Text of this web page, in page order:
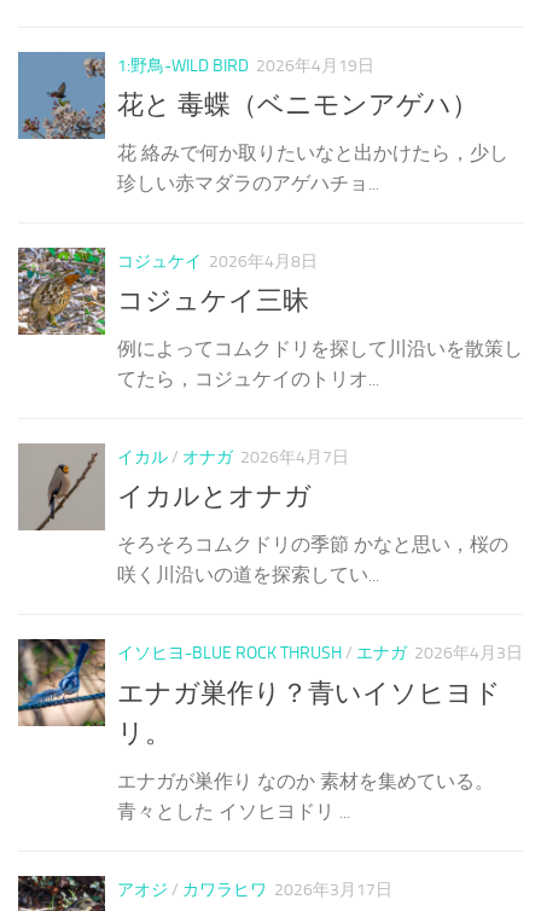
1:野鳥-WILD BIRD 2026年4月19日
花と 毒蝶（ベニモンアゲハ）
花 絡みで何か取りたいなと出かけたら，少し
珍しい赤マダラのアゲハチョ...
コジュケイ 2026年4月8日
コジュケイ三昧
例によってコムクドリを探して川沿いを散策し
てたら，コジュケイのトリオ...
イカル/ オナガ 2026年4月7日
イカルとオナガ
そろそろコムクドリの季節 かなと思い，桜の
咲く川沿いの道を探索してい...
イソヒヨ-BLUE ROCK THRUSH/ エナガ 2026年4月3日
エナガ巣作り？青いイソヒヨド
リ。
エナガが巣作り なのか 素材を集めている。
青々とした イソヒヨドリ ...
アオジ / カワラヒワ 2026年3月17日